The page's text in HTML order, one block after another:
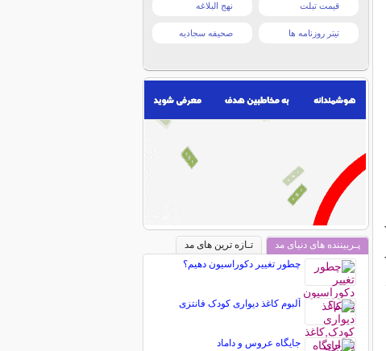
قیمت تبلت نهج البلاغه
تیتر روزنامه ها صحیفه سجادیه
پـربیننده های دنیای مد
تـازه ترین های مد
چطور تغییر دکوراسیون دهیم؟
آلبوم کاغذ دیواری کودک فانتزی
جایگاه عروس و داماد